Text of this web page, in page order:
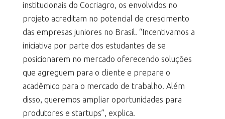
institucionais do Cocriagro, os envolvidos no
projeto acreditam no potencial de crescimento
das empresas juniores no Brasil. “Incentivamos a
iniciativa por parte dos estudantes de se
posicionarem no mercado oferecendo soluções
que agreguem para o cliente e prepare o
acadêmico para o mercado de trabalho. Além
disso, queremos ampliar oportunidades para
produtores e startups”, explica.